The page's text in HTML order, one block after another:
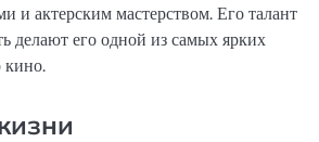
и актерским мастерством. Его талант
делают его одной из самых ярких
кино.